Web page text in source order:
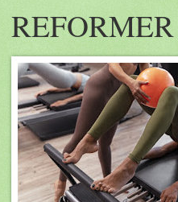
REFORMER